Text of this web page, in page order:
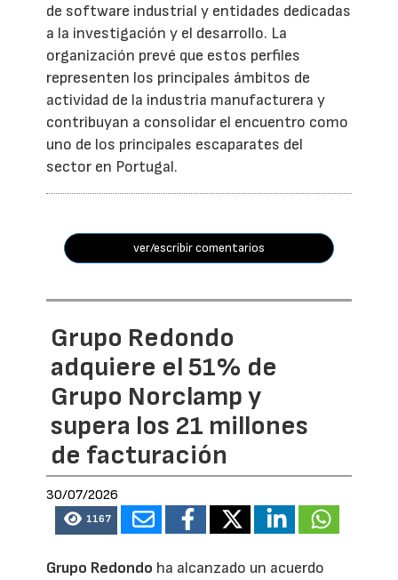
de software industrial y entidades dedicadas
a la investigación y el desarrollo. La
organización prevé que estos perfiles
representen los principales ámbitos de
actividad de la industria manufacturera y
contribuyan a consolidar el encuentro como
uno de los principales escaparates del
sector en Portugal.
ver/escribir comentarios
Grupo Redondo
adquiere el 51% de
Grupo Norclamp y
supera los 21 millones
de facturación
30/07/2026
1167
Grupo Redondo ha alcanzado un acuerdo